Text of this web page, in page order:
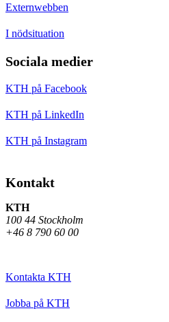
Externwebben
I nödsituation
Sociala medier
KTH på Facebook
KTH på LinkedIn
KTH på Instagram
Kontakt
KTH
100 44 Stockholm
+46 8 790 60 00
Kontakta KTH
Jobba på KTH